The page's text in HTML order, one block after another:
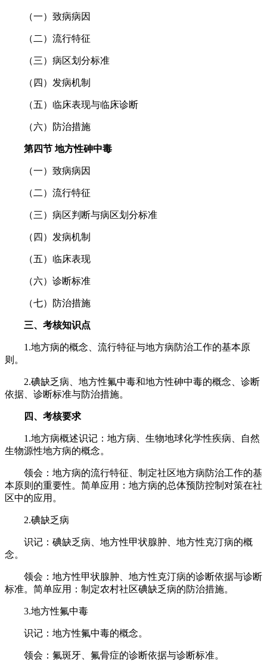
（一）致病病因
（二）流行特征
（三）病区划分标准
（四）发病机制
（五）临床表现与临床诊断
（六）防治措施
第四节 地方性砷中毒
（一）致病病因
（二）流行特征
（三）病区判断与病区划分标准
（四）发病机制
（五）临床表现
（六）诊断标准
（七）防治措施
三、考核知识点
1.地方病的概念、流行特征与地方病防治工作的基本原
则。
2.碘缺乏病、地方性氟中毒和地方性砷中毒的概念、诊断
依据、诊断标准与防治措施。
四、考核要求
1.地方病概述识记：地方病、生物地球化学性疾病、自然
生物源性地方病的概念。
领会：地方病的流行特征、制定社区地方病防治工作的基
本原则的重要性。简单应用：地方病的总体预防控制对策在社
区中的应用。
2.碘缺乏病
识记：碘缺乏病、地方性甲状腺肿、地方性克汀病的概
念。
领会：地方性甲状腺肿、地方性克汀病的诊断依据与诊断
标准。简单应用：制定农村社区碘缺乏病的防治措施。
3.地方性氟中毒
识记：地方性氟中毒的概念。
领会：氟斑牙、氟骨症的诊断依据与诊断标准。